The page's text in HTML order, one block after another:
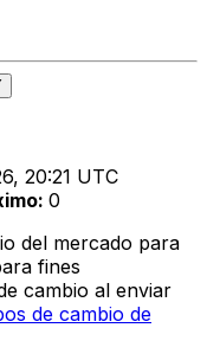
20:21 UTC
: 0
del mercado para
fines
cambio al enviar
de cambio de